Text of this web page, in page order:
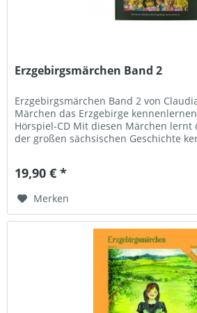
Erzgebirgsmärchen Band 2
Erzgebirgsmärchen Band 2 von
Märchen das Erzgebirge
Hörspiel-CD Mit diesen Märchen lernt
der großen sächsischen Geschichte
19,90 € *
Merken